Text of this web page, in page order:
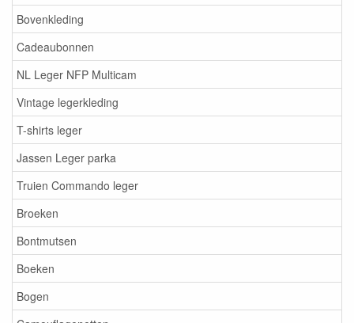
Bovenkleding
Cadeaubonnen
NL Leger NFP Multicam
Vintage legerkleding
T-shirts leger
Jassen Leger parka
Truien Commando leger
Broeken
Bontmutsen
Boeken
Bogen